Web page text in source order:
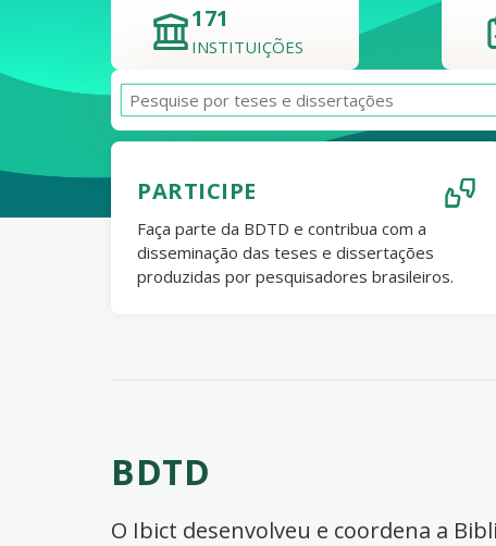
171
INSTITUIÇÕES
PARTICIPE
Faça parte da BDTD e contribua com a
disseminação das teses e dissertações
produzidas por pesquisadores brasileiros.
BDTD
O Ibict desenvolveu e coordena a